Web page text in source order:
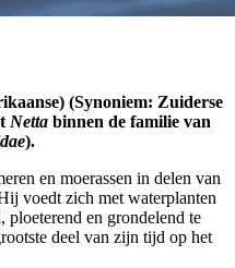
(Synoniem: Zuiderse
Netta binnen de familie van
).
en moerassen in delen van
voedt zich met waterplanten
ploeterend en grondelend te
deel van zijn tijd op het